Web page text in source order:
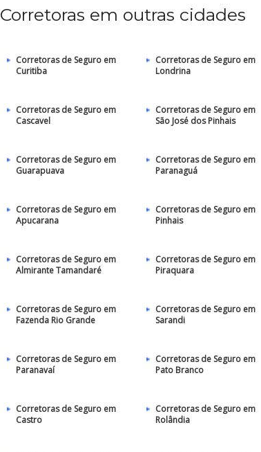
Corretoras em outras cidades
Corretoras de Seguro em
Curitiba
Corretoras de Seguro em
Londrina
Corretoras de Seguro em
Cascavel
Corretoras de Seguro em
São José dos Pinhais
Corretoras de Seguro em
Guarapuava
Corretoras de Seguro em
Paranaguá
Corretoras de Seguro em
Apucarana
Corretoras de Seguro em
Pinhais
Corretoras de Seguro em
Almirante Tamandaré
Corretoras de Seguro em
Piraquara
Corretoras de Seguro em
Fazenda Rio Grande
Corretoras de Seguro em
Sarandi
Corretoras de Seguro em
Paranavaí
Corretoras de Seguro em
Pato Branco
Corretoras de Seguro em
Castro
Corretoras de Seguro em
Rolândia